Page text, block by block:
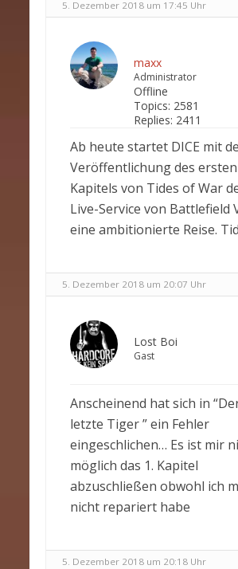
5. Dezember 2018 um 17:45 Uhr
maxx
Administrator
Offline
Topics: 2581
Replies: 2411
Ab heute startet DICE mit
Veröffentlichung des ersten
Kapitels von Tides of War
Live-Service von Battlefield
eine ambitionierte Reise.
5. Dezember 2018 um 20:07 Uhr
Lost Boi
Gast
Anscheinend hat sich in
letzte Tiger ” ein Fehler
eingeschlichen… Es ist mir
möglich das 1. Kapitel
abzuschließen obwohl ich
nicht repariert habe
5. Dezember 2018 um 20:18 Uhr